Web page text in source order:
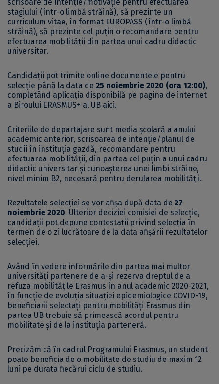
scrisoare de intenţie/motivaţie pentru efectuarea
stagiului (într-o limbă străină), să prezinte un
curriculum vitae, în format EUROPASS (într-o limbă
străină), să prezinte cel puțin o recomandare pentru
efectuarea mobilității din partea unui cadru didactic
universitar.
Candidații pot trimite online documentele pentru
selecție până la data de 25 noiembrie 2020 (ora 12:00),
completând aplicația disponibilă pe pagina de internet
a Biroului ERASMUS+ al UB aici.
Criteriile de departajare sunt media școlară a anului
academic anterior, scrisoarea de intenție/planul de
studii în instituția gazdă, recomandare pentru
efectuarea mobilității, din partea cel puțin a unui cadru
didactic universitar și cunoașterea unei limbi străine,
nivel minim B2, necesară pentru derularea mobilității.
Rezultatele selecției se vor afișa după data de 27
noiembrie 2020. Ulterior deciziei comisiei de selecție,
candidații pot depune contestații privind selecția în
termen de o zi lucrătoare de la data afișării rezultatelor
selecției.
Având în vedere informările din partea mai multor
universități partenere de a-și rezerva dreptul de a
refuza mobilitățile Erasmus în anul academic 2020-2021,
în funcție de evoluția situației epidemiologice COVID-19,
beneficiarii selectați pentru mobilități Erasmus din
partea UB trebuie să primească acordul pentru
mobilitate și de la instituția parteneră.
Precizăm că în cadrul Programului Erasmus, un student
poate beneficia de o mobilitate de studiu de maxim 12
luni pe durata fiecărui ciclu de studiu.